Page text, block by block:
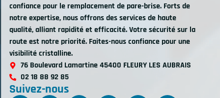
confiance pour le remplacement de pare-brise. Forts de
notre expertise, nous offrons des services de haute
qualité, alliant rapidité et efficacité. Votre sécurité sur la
route est notre priorité. Faites-nous confiance pour une
visibilité cristalline.
76 Boulevard Lamartine 45400 FLEURY LES AUBRAIS
02 18 88 92 85
Suivez-nous